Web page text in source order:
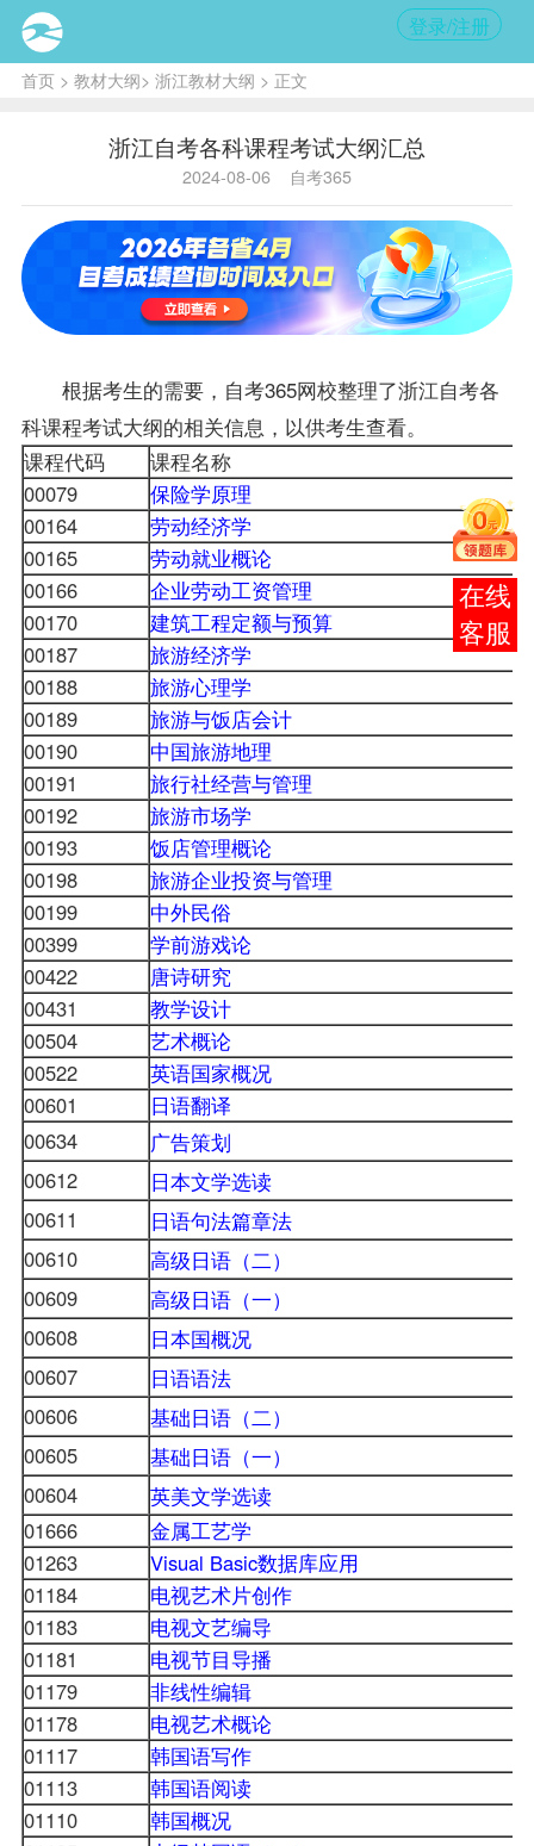
登录/注册
首页> 教材大纲> 浙江教材大纲 > 正文
浙江自考各科课程考试大纲汇总
2024-08-06 自考365
根据考生的需要，自考365网校整理了浙江自考各
科课程考试大纲的相关信息，以供考生查看。
课程代码
课程名称
00079
保险学原理
00164
劳动经济学
00165
劳动就业概论
00166
企业劳动工资管理
00170
建筑工程定额与预算
00187
旅游经济学
00188
旅游心理学
00189
旅游与饭店会计
00190
中国旅游地理
00191
旅行社经营与管理
00192
旅游市场学
00193
饭店管理概论
00198
旅游企业投资与管理
00199
中外民俗
00399
学前游戏论
00422
唐诗研究
00431
教学设计
00504
艺术概论
00522
英语国家概况
00601
日语翻译
00634
广告策划
00612 日本文学选读
00611 日语句法篇章法
00610 高级日语（二）
00609 高级日语（一）
00608 日本国概况
00607 日语语法
00606 基础日语（二）
00605 基础日语（一）
00604 英美文学选读
01666
金属工艺学
01263
Visual Basic数据库应用
01184
电视艺术片创作
01183
电视文艺编导
01181
电视节目导播
01179
非线性编辑
01178
电视艺术概论
01117
韩国语写作
01113
韩国语阅读
01110
韩国概况
报考
咨询